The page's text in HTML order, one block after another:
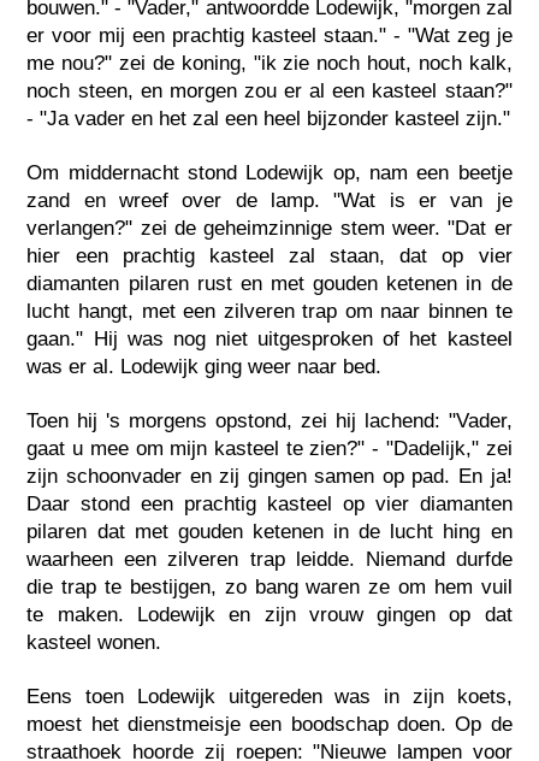
bouwen." - "Vader," antwoordde Lodewijk, "morgen zal
er voor mij een prachtig kasteel staan." - "Wat zeg je
me nou?" zei de koning, "ik zie noch hout, noch kalk,
noch steen, en morgen zou er al een kasteel staan?"
- "Ja vader en het zal een heel bijzonder kasteel zijn."
Om middernacht stond Lodewijk op, nam een beetje
zand en wreef over de lamp. "Wat is er van je
verlangen?" zei de geheimzinnige stem weer. "Dat er
hier een prachtig kasteel zal staan, dat op vier
diamanten pilaren rust en met gouden ketenen in de
lucht hangt, met een zilveren trap om naar binnen te
gaan." Hij was nog niet uitgesproken of het kasteel
was er al. Lodewijk ging weer naar bed.
Toen hij 's morgens opstond, zei hij lachend: "Vader,
gaat u mee om mijn kasteel te zien?" - "Dadelijk," zei
zijn schoonvader en zij gingen samen op pad. En ja!
Daar stond een prachtig kasteel op vier diamanten
pilaren dat met gouden ketenen in de lucht hing en
waarheen een zilveren trap leidde. Niemand durfde
die trap te bestijgen, zo bang waren ze om hem vuil
te maken. Lodewijk en zijn vrouw gingen op dat
kasteel wonen.
Eens toen Lodewijk uitgereden was in zijn koets,
moest het dienstmeisje een boodschap doen. Op de
straathoek hoorde zij roepen: "Nieuwe lampen voor